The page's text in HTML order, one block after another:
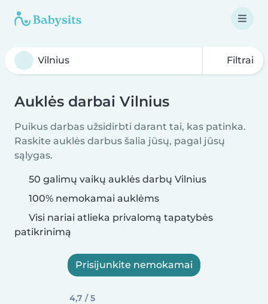
Filtrai
Auklės darbai Vilnius
Puikus darbas užsidirbti darant tai, kas patinka.
Raskite auklės darbus šalia jūsų, pagal jūsų
sąlygas.
50 galimų vaikų auklės darbų Vilnius
100% nemokamai auklėms
Visi nariai atlieka privalomą tapatybės
patikrinimą
Prisijunkite nemokamai
4,7 / 5